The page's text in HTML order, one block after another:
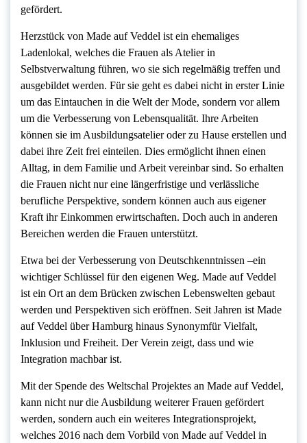
gefördert.
Herzstück von Made auf Veddel ist ein ehemaliges
Ladenlokal, welches die Frauen als Atelier in
Selbstverwaltung führen, wo sie sich regelmäßig treffen und
ausgebildet werden. Für sie geht es dabei nicht in erster Linie
um das Eintauchen in die Welt der Mode, sondern vor allem
um die Verbesserung von Lebensqualität. Ihre Arbeiten
können sie im Ausbildungsatelier oder zu Hause erstellen und
dabei ihre Zeit frei einteilen. Dies ermöglicht ihnen einen
Alltag, in dem Familie und Arbeit vereinbar sind. So erhalten
die Frauen nicht nur eine längerfristige und verlässliche
berufliche Perspektive, sondern können auch aus eigener
Kraft ihr Einkommen erwirtschaften. Doch auch in anderen
Bereichen werden die Frauen unterstützt.
Etwa bei der Verbesserung von Deutschkenntnissen –ein
wichtiger Schlüssel für den eigenen Weg. Made auf Veddel
ist ein Ort an dem Brücken zwischen Lebenswelten gebaut
werden und Perspektiven sich eröffnen. Seit Jahren ist Made
auf Veddel über Hamburg hinaus Synonymfür Vielfalt,
Inklusion und Freiheit. Der Verein zeigt, dass und wie
Integration machbar ist.
Mit der Spende des Weltschal Projektes an Made auf Veddel,
kann nicht nur die Ausbildung weiterer Frauen gefördert
werden, sondern auch ein weiteres Integrationsprojekt,
welches 2016 nach dem Vorbild von Made auf Veddel in